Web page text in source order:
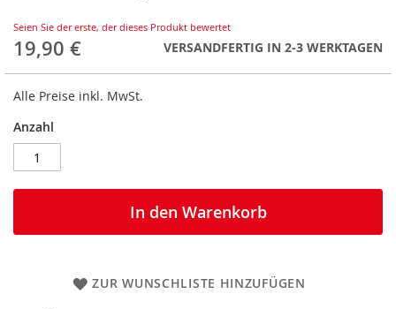
Seien Sie der erste, der dieses Produkt bewertet
19,90 € VERSANDFERTIG IN 2-3 WERKTAGEN
Alle Preise inkl. MwSt.
Anzahl
In den Warenkorb
ZUR WUNSCHLISTE HINZUFÜGEN